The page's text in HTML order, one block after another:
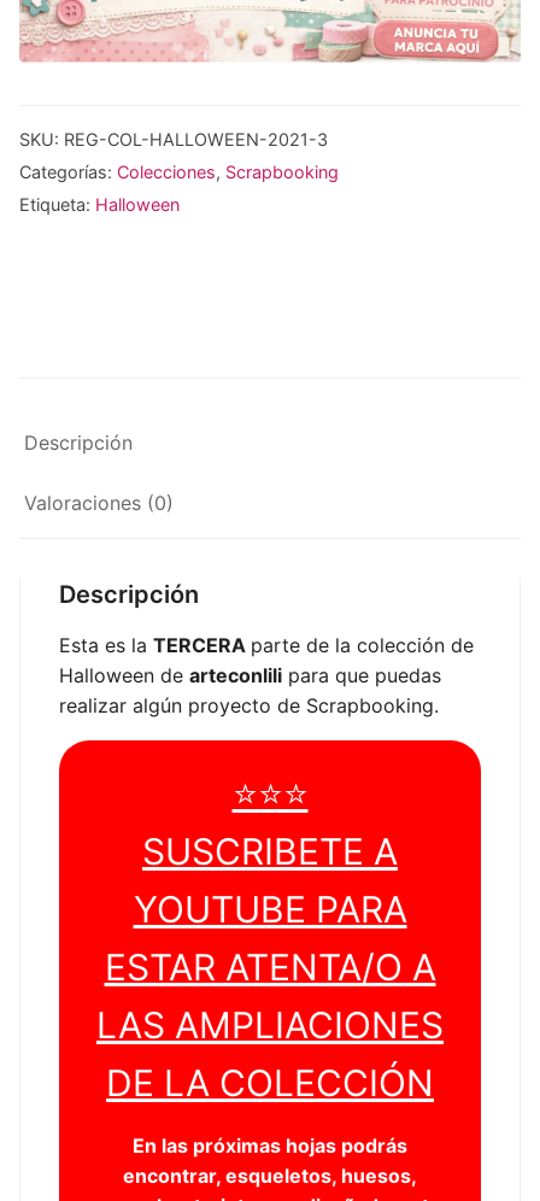
SKU: REG-COL-HALLOWEEN-2021-3
Categorías: Colecciones, Scrapbooking
Etiqueta: Halloween
Descripción
Valoraciones (0)
Descripción
Esta es la TERCERA parte de la colección de
Halloween de arteconlili para que puedas
realizar algún proyecto de Scrapbooking.
⭐⭐⭐
SUSCRIBETE A
YOUTUBE PARA
ESTAR ATENTA/O A
LAS AMPLIACIONES
DE LA COLECCIÓN
En las próximas hojas podrás
encontrar, esqueletos, huesos,